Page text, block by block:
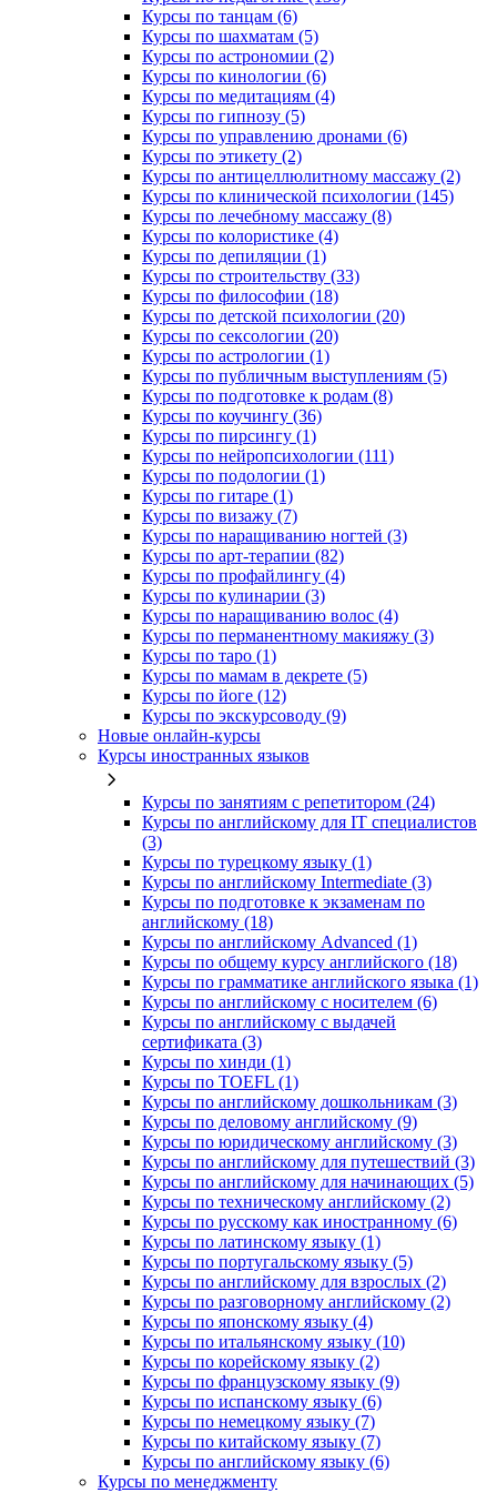
Курсы по танцам (6)
Курсы по шахматам (5)
Курсы по астрономии (2)
Курсы по кинологии (6)
Курсы по медитациям (4)
Курсы по гипнозу (5)
Курсы по управлению дронами (6)
Курсы по этикету (2)
Курсы по антицеллюлитному массажу (2)
Курсы по клинической психологии (145)
Курсы по лечебному массажу (8)
Курсы по колористике (4)
Курсы по депиляции (1)
Курсы по строительству (33)
Курсы по философии (18)
Курсы по детской психологии (20)
Курсы по сексологии (20)
Курсы по астрологии (1)
Курсы по публичным выступлениям (5)
Курсы по подготовке к родам (8)
Курсы по коучингу (36)
Курсы по пирсингу (1)
Курсы по нейропсихологии (111)
Курсы по подологии (1)
Курсы по гитаре (1)
Курсы по визажу (7)
Курсы по наращиванию ногтей (3)
Курсы по арт-терапии (82)
Курсы по профайлингу (4)
Курсы по кулинарии (3)
Курсы по наращиванию волос (4)
Курсы по перманентному макияжу (3)
Курсы по таро (1)
Курсы по мамам в декрете (5)
Курсы по йоге (12)
Курсы по экскурсоводу (9)
Новые онлайн‑курсы
Курсы иностранных языков
Курсы по занятиям с репетитором (24)
Курсы по английскому для IT специалистов
(3)
Курсы по турецкому языку (1)
Курсы по английскому Intermediate (3)
Курсы по подготовке к экзаменам по
английскому (18)
Курсы по английскому Advanced (1)
Курсы по общему курсу английского (18)
Курсы по грамматике английского языка (1)
Курсы по английскому с носителем (6)
Курсы по английскому с выдачей
сертификата (3)
Курсы по хинди (1)
Курсы по TOEFL (1)
Курсы по английскому дошкольникам (3)
Курсы по деловому английскому (9)
Курсы по юридическому английскому (3)
Курсы по английскому для путешествий (3)
Курсы по английскому для начинающих (5)
Курсы по техническому английскому (2)
Курсы по русскому как иностранному (6)
Курсы по латинскому языку (1)
Курсы по португальскому языку (5)
Курсы по английскому для взрослых (2)
Курсы по разговорному английскому (2)
Курсы по японскому языку (4)
Курсы по итальянскому языку (10)
Курсы по корейскому языку (2)
Курсы по французскому языку (9)
Курсы по испанскому языку (6)
Курсы по немецкому языку (7)
Курсы по китайскому языку (7)
Курсы по английскому языку (6)
Курсы по менеджменту